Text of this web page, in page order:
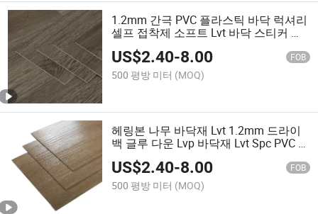
1.2mm 간극 PVC 플라스틱 바닥 럭셔리
셀프 접착제 소프트 Lvt 바닥 스티커 방
수 비닐 타일 바닥
US$2.40-8.00 FOB
500 평방 미터 (MOQ)
헤링본 나무 바닥재 Lvt 1.2mm 드라이
백 글루 다운 Lvp 바닥재 Lvt Spc PVC 비
닐 바닥 타일
US$2.40-8.00 FOB
500 평방 미터 (MOQ)